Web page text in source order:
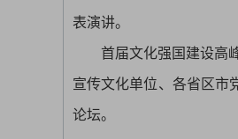
表演讲。
首届文化强国建设高
宣传文化单位、各省区市
论坛。